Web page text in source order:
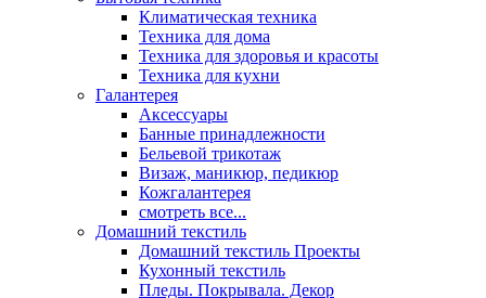
Климатическая техника
Техника для дома
Техника для здоровья и красоты
Техника для кухни
Галантерея
Аксессуары
Банные принадлежности
Бельевой трикотаж
Визаж, маникюр, педикюр
Кожгалантерея
смотреть все...
Домашний текстиль
Домашний текстиль Проекты
Кухонный текстиль
Пледы. Покрывала. Декор